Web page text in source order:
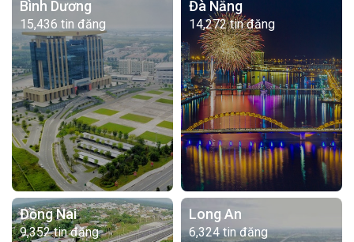
Bình Dương
15,436 tin đăng
Đà Nẵng
14,272 tin đăng
Đồng Nai
9,352 tin đăng
Long An
6,324 tin đăng